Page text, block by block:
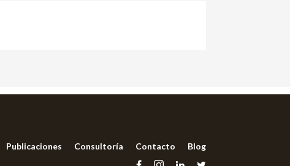
Publicaciones Consultoría Contacto Blog